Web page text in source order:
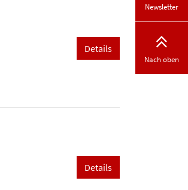
Details
Details
Newsletter
Nach oben